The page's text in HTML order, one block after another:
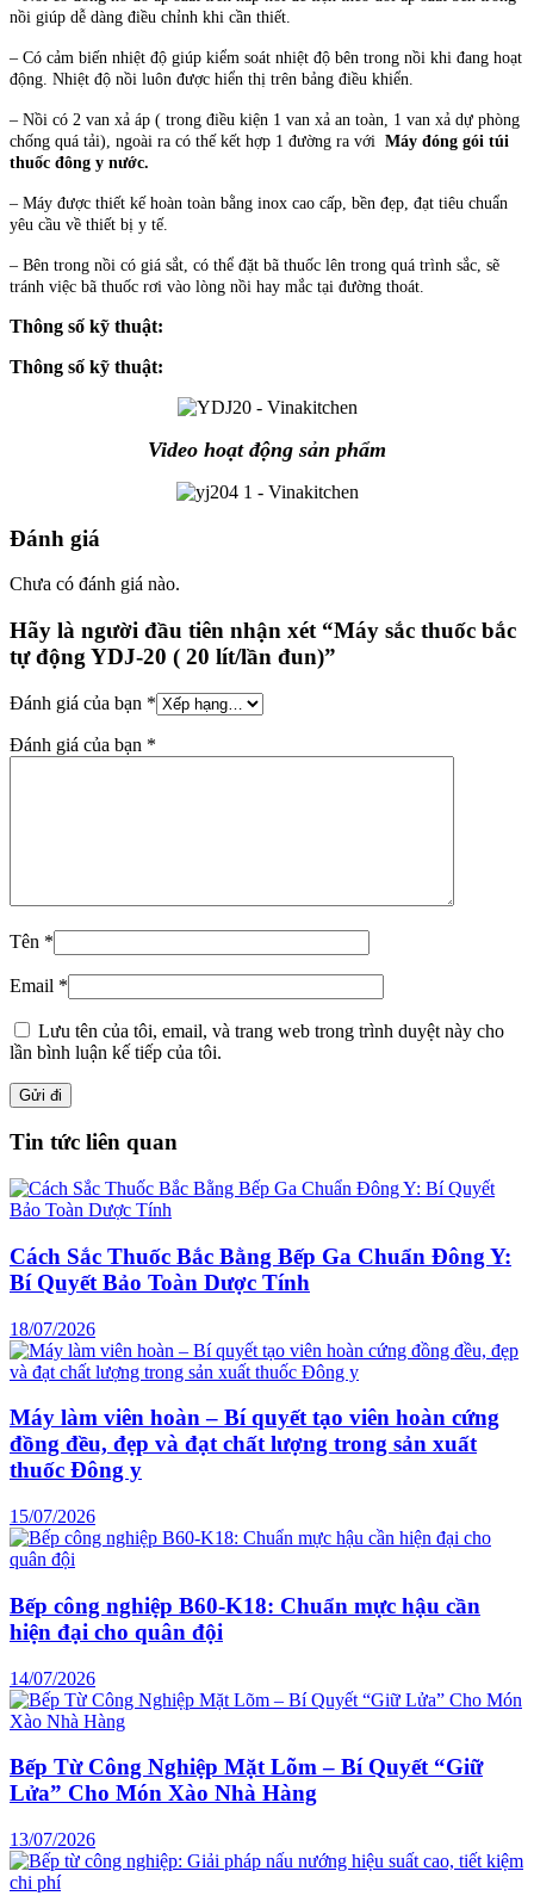
nồi giúp dễ dàng điều chỉnh khi cần thiết.
– Có cảm biến nhiệt độ giúp kiểm soát nhiệt độ bên trong nồi khi đang hoạt
động. Nhiệt độ nồi luôn được hiển thị trên bảng điều khiển.
– Nồi có 2 van xả áp ( trong điều kiện 1 van xả an toàn, 1 van xả dự phòng
chống quá tải), ngoài ra có thế kết hợp 1 đường ra với Máy đóng gói túi
thuốc đông y nước.
– Máy được thiết kế hoàn toàn bằng inox cao cấp, bền đẹp, đạt tiêu chuẩn
yêu cầu về thiết bị y tế.
– Bên trong nồi có giá sắt, có thể đặt bã thuốc lên trong quá trình sắc, sẽ
tránh việc bã thuốc rơi vào lòng nồi hay mắc tại đường thoát.
Thông số kỹ thuật:
Thông số kỹ thuật:
Video hoạt động sản phẩm
Đánh giá
Chưa có đánh giá nào.
Hãy là người đầu tiên nhận xét “Máy sắc thuốc bắc
tự động YDJ-20 ( 20 lít/lần đun)”
Đánh giá của bạn *
Đánh giá của bạn *
Tên *
Email *
Lưu tên của tôi, email, và trang web trong trình duyệt này cho
lần bình luận kế tiếp của tôi.
Tin tức liên quan
Cách Sắc Thuốc Bắc Bằng Bếp Ga Chuẩn Đông Y:
Bí Quyết Bảo Toàn Dược Tính
18/07/2026
Máy làm viên hoàn – Bí quyết tạo viên hoàn cứng
đồng đều, đẹp và đạt chất lượng trong sản xuất
thuốc Đông y
15/07/2026
Bếp công nghiệp B60-K18: Chuẩn mực hậu cần
hiện đại cho quân đội
14/07/2026
Bếp Từ Công Nghiệp Mặt Lõm – Bí Quyết “Giữ
Lửa” Cho Món Xào Nhà Hàng
13/07/2026